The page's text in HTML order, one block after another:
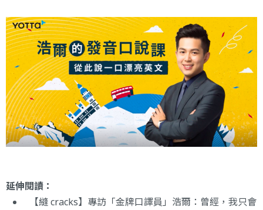
延伸閱讀：
【縫 cracks】專訪「金牌口譯員」浩爾：曾經，我只會